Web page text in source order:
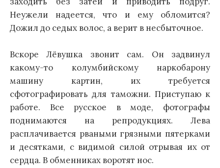
Неужели надеется, что и ему обломится?
Дожил до седых волос, а верит в несбыточное.
Вскоре Лёвушка звонит сам. Он задвинул
какому-то колумбийскому наркобарону
машину картин, их требуется
сфотографировать для таможни. Приступаю к
работе. Все русское в моде, фотографы
поднимаются на репродукциях. Лева
расплачивается рваными грязными пятерками
и десятками, с видимой силой отрывая их от
сердца. В обменниках воротят нос.